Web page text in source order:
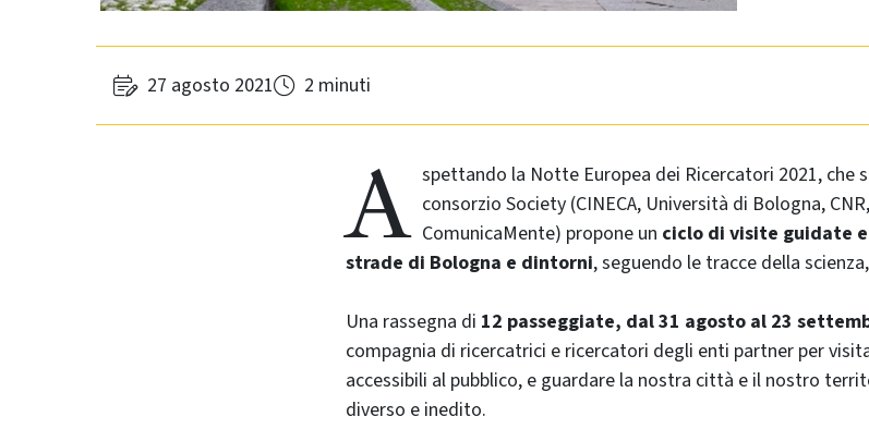
27 agosto 2021 2 minuti
A spettando la Notte Europea dei Ricercatori 2021, che
consorzio Society (CINECA, Università di Bologna,
ComunicaMente) propone un ciclo di visite guidate
strade di Bologna e dintorni, seguendo le tracce della
Una rassegna di 12 passeggiate, dal 31 agosto al 23
compagnia di ricercatrici e ricercatori degli enti partner per
accessibili al pubblico, e guardare la nostra città e il nostro
diverso e inedito.